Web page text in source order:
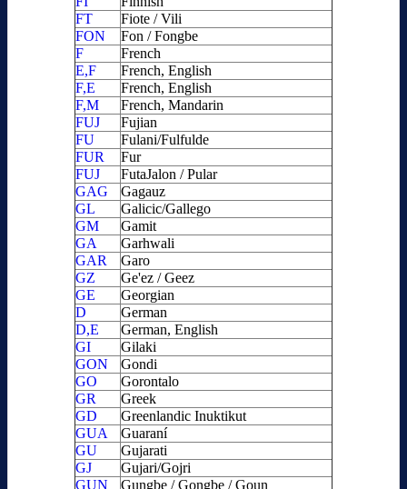
FT
Fiote / Vili
FON
Fon / Fongbe
F
French
E,F
French, English
F,E
French, English
F,M
French, Mandarin
FUJ
Fujian
FU
Fulani/Fulfulde
FUR
Fur
FUJ
FutaJalon / Pular
GAG
Gagauz
GL
Galicic/Gallego
GM
Gamit
GA
Garhwali
GAR
Garo
GZ
Ge'ez / Geez
GE
Georgian
D
German
D,E
German, English
GI
Gilaki
GON
Gondi
GO
Gorontalo
GR
Greek
GD
Greenlandic Inuktikut
GUA
Guaraní
GU
Gujarati
GJ
Gujari/Gojri
GUN
Gungbe / Gongbe / Goun